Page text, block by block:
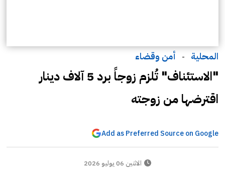
المحلية - أمن وقضاء
"الاستئناف" تُلزم زوجاً برد 5 آلاف دينار
اقترضها من زوجته
Add as Preferred Source on Google
الاثنين 06 يوليو 2026